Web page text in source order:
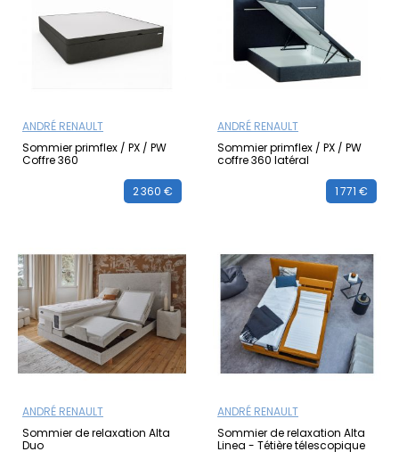
ANDRÉ RENAULT
Sommier primflex / PX / PW
Coffre 360
2 360 €
ANDRÉ RENAULT
Sommier primflex / PX / PW
coffre 360 latéral
1 771 €
ANDRÉ RENAULT
Sommier de relaxation Alta
Duo
ANDRÉ RENAULT
Sommier de relaxation Alta
Linea - Tétière télescopique